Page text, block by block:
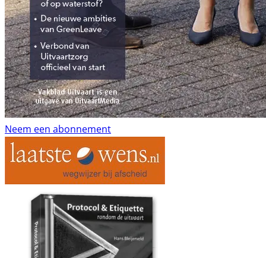
Neem een abonnement